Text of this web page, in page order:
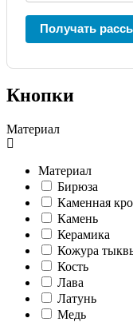
Получать
Кнопки
Материал
Материал
Бирюза
Каменная
Камень
Керамика
Кожура
Кость
Лава
Латунь
Медь